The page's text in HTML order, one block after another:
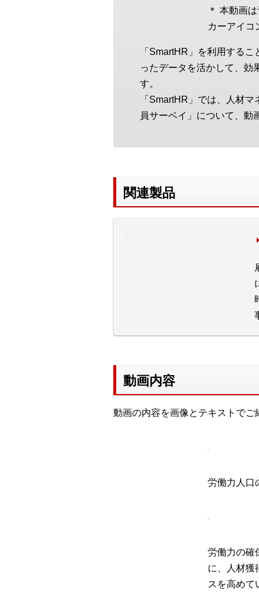
＊ 本動画
カーアイコ
「SmartHR」を利用する
ったデータを活かして、効
す。
「SmartHR」では、人材
員サーベイ」について、動
関連製品
動画内容
動画の内容を画像とテキストでご
労働力人口
労働力の確
に、人材獲
スを高めて